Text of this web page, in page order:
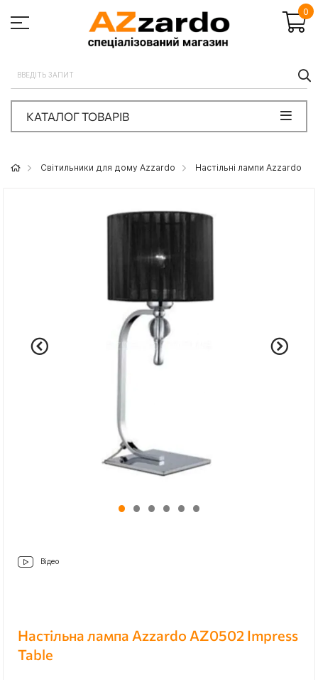
0
КАТАЛОГ ТОВАРІВ
Світильники для дому Azzardo Настільні лампи Azzardo
Відео
Настільна лампа Azzardo AZ0502 Impress
Table